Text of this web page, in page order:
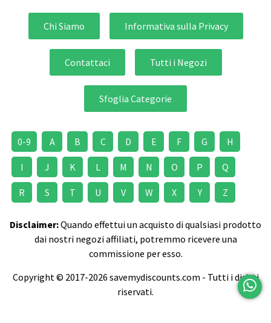
Chi Siamo Informativa sulla Privacy
Contattaci Tutti i Negozi
Sfoglia Categorie
0-9 A B C D E F G H
I J K L M N O P Q
R S T U V W X Y Z
Disclaimer:Quando effettui un acquisto di qualsiasi prodotto
dai nostri negozi affiliati, potremmo ricevere una
commissione per esso.
Copyright © 2017-2026 savemydiscounts.com - Tutti i diritti
riservati.